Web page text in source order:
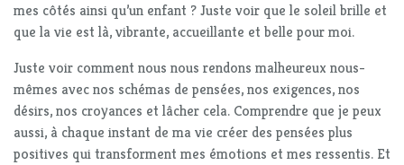
mes côtés ainsi qu’un enfant ? Juste voir que le soleil brille et
que la vie est là, vibrante, accueillante et belle pour moi.
Juste voir comment nous nous rendons malheureux nous-
mêmes avec nos schémas de pensées, nos exigences, nos
désirs, nos croyances et lâcher cela. Comprendre que je peux
aussi, à chaque instant de ma vie créer des pensées plus
positives qui transforment mes émotions et mes ressentis. Et